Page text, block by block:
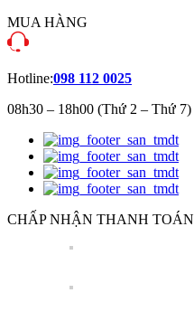
MUA HÀNG
Hotline:098 112 0025
08h30 – 18h00 (Thứ 2 – Thứ 7)
CHẤP NHẬN THANH TOÁN